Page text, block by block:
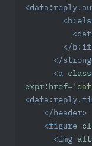
<
<
<
</ b:if
</strong
<a class
expr:href=
<
</ header>
<figure
<img alt